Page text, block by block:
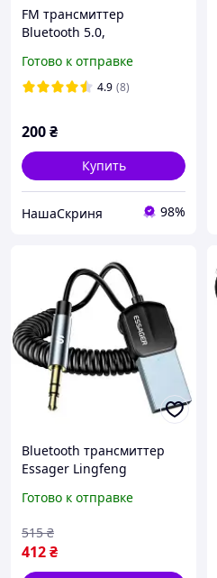
FM трансмиттер
Bluetooth 5.0,
FM Модулятор,
Автомобильная зарядка
Готово к отправке
4.9 (8)
200₴
Купить
НашаСкриня 98%
Bluetooth трансмиттер
Essager Lingfeng
Car Wireless Receiver USB
Готово к отправке
412₴
515 ₴